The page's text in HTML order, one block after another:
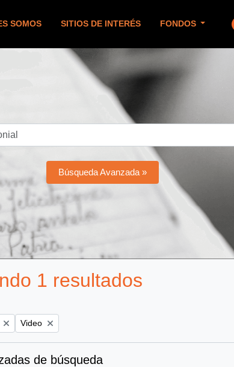
SOMOS SITIOS DE INTERÉS FONDOS
Búsqueda Avanzada »
1 resultados
Remove filter:
Video
de búsqueda